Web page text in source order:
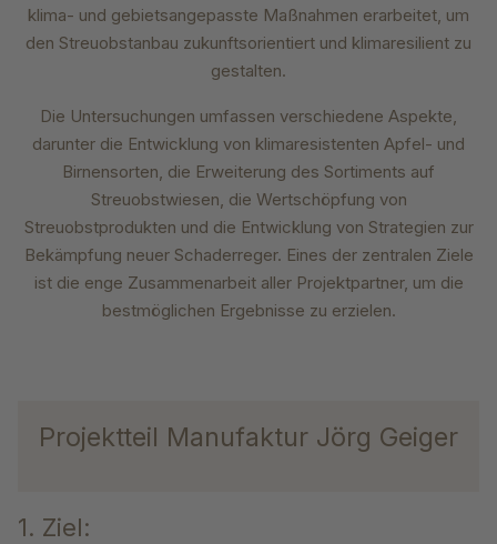
klima- und gebietsangepasste Maßnahmen erarbeitet, um
den Streuobstanbau zukunftsorientiert und klimaresilient zu
gestalten.
Die Untersuchungen umfassen verschiedene Aspekte,
darunter die Entwicklung von klimaresistenten Apfel- und
Birnensorten, die Erweiterung des Sortiments auf
Streuobstwiesen, die Wertschöpfung von
Streuobstprodukten und die Entwicklung von Strategien zur
Bekämpfung neuer Schaderreger. Eines der zentralen Ziele
ist die enge Zusammenarbeit aller Projektpartner, um die
bestmöglichen Ergebnisse zu erzielen.
Projektteil Manufaktur Jörg Geiger
1. Ziel: